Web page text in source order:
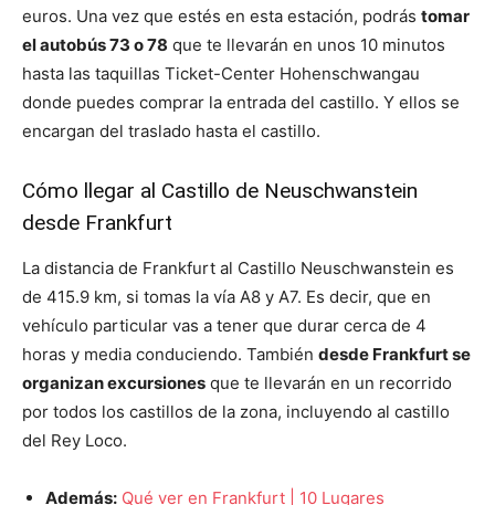
euros. Una vez que estés en esta estación, podrás tomar
el autobús 73 o 78 que te llevarán en unos 10 minutos
hasta las taquillas Ticket-Center Hohenschwangau
donde puedes comprar la entrada del castillo. Y ellos se
encargan del traslado hasta el castillo.
Cómo llegar al Castillo de Neuschwanstein
desde Frankfurt
La distancia de Frankfurt al Castillo Neuschwanstein es
de 415.9 km, si tomas la vía A8 y A7. Es decir, que en
vehículo particular vas a tener que durar cerca de 4
horas y media conduciendo. También desde Frankfurt se
organizan excursiones que te llevarán en un recorrido
por todos los castillos de la zona, incluyendo al castillo
del Rey Loco.
Además: Qué ver en Frankfurt | 10 Lugares